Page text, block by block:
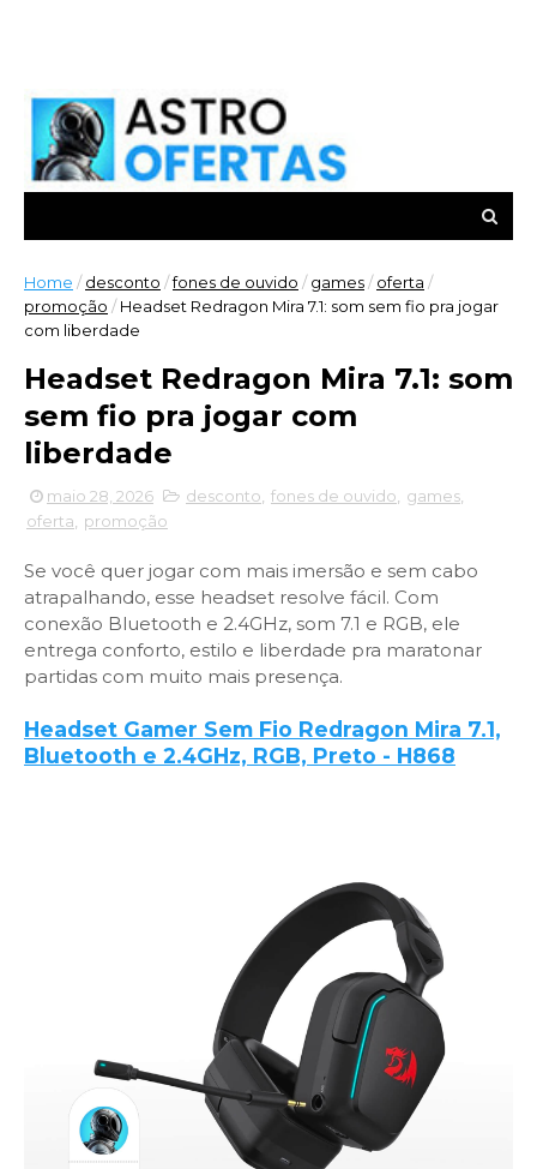
Home / desconto /fones de ouvido / games/ oferta /
promoção / Headset Redragon Mira 7.1: som sem fio pra jogar
com liberdade
Headset Redragon Mira 7.1: som
sem fio pra jogar com
liberdade
maio 28, 2026 desconto fones de ouvido games
oferta
promoção
Se você quer jogar com mais imersão e sem cabo
atrapalhando, esse headset resolve fácil. Com
conexão Bluetooth e 2.4GHz, som 7.1 e RGB, ele
entrega conforto, estilo e liberdade pra maratonar
partidas com muito mais presença.
Headset Gamer Sem Fio Redragon Mira 7.1,
Bluetooth e 2.4GHz, RGB, Preto - H868